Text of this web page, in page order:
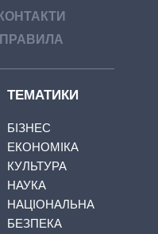
КОНТАКТИ
ПРАВИЛА
ТЕМАТИКИ
БІЗНЕС
ЕКОНОМІКА
КУЛЬТУРА
НАУКА
НАЦІОНАЛЬНА
БЕЗПЕКА